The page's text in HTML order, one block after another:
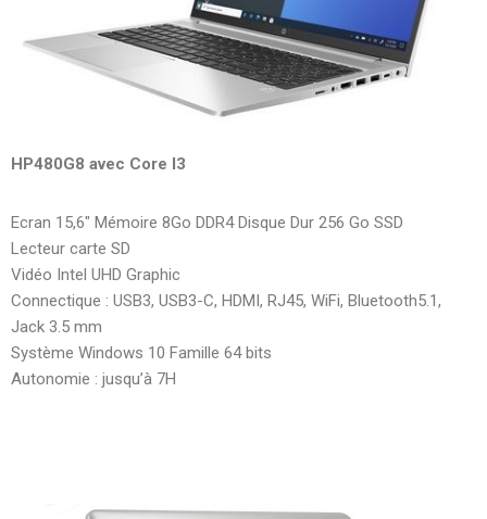
HP480G8 avec Core I3
Ecran 15,6″ Mémoire 8Go DDR4 Disque Dur 256 Go SSD
Lecteur carte SD
Vidéo Intel UHD Graphic
Connectique : USB3, USB3-C, HDMI, RJ45, WiFi, Bluetooth5.1,
Jack 3.5 mm
Système Windows 10 Famille 64 bits
Autonomie : jusqu’à 7H